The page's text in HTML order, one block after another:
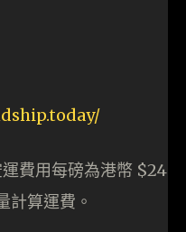
費用每磅為港幣 $24
計算運費。